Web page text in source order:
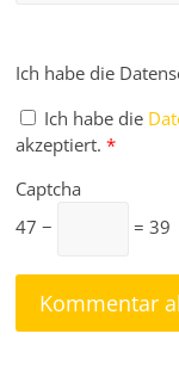
Ich habe die
Ich habe die
akzeptiert. *
Captcha
47 −
= 39